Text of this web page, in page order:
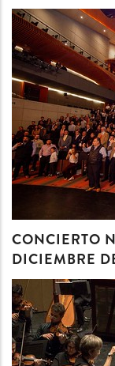
CONCIERTO
DICIEMBRE